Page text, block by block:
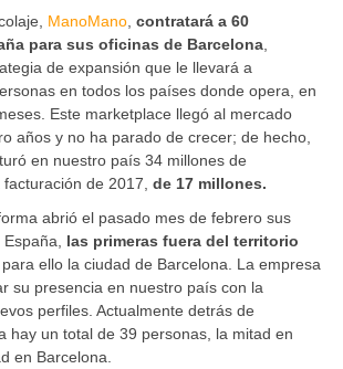
ManoMano contratará a 60
para sus oficinas de Barcelona
de expansión que le llevará a
en todos los países donde opera, en
Este marketplace llegó al mercado
años y no ha parado de crecer; de hecho,
en nuestro país 34 millones de
de 2017, de 17 millones.
abrió el pasado mes de febrero sus
las primeras fuera del territorio
ello la ciudad de Barcelona. La empresa
su presencia en nuestro país con la
perfiles. Actualmente detrás de
hay un total de 39 personas, la mitad en
en Barcelona.